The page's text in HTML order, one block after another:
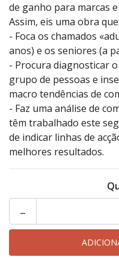
de ganho para marcas
Assim, eis uma obra que:
- Foca os chamados
anos) e os seniores (a
- Procura diagnosticar
grupo de pessoas e
macro tendências de
- Faz uma análise de
têm trabalhado este
de indicar linhas de
melhores resultados.
-